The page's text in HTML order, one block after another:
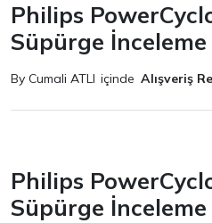
Philips
Süpürge
By Cumali ATLI içinde Alışveriş
Philips
Süpürge